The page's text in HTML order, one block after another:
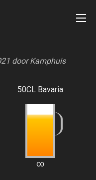
doorKamphuis
50CL Bavaria
∞